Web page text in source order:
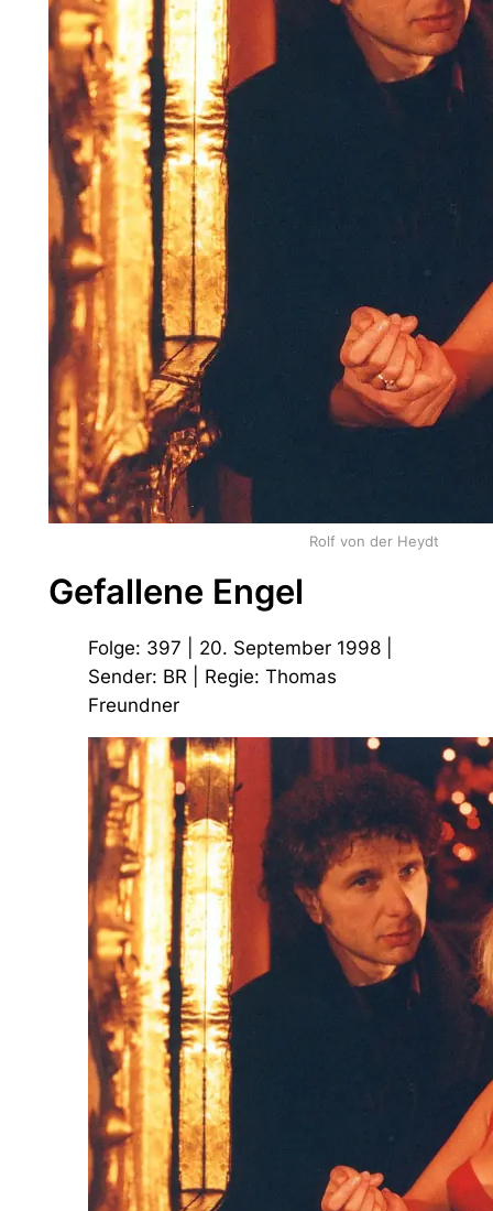
Rolf von der Heydt
Gefallene Engel
Folge: 397 | 20. September 1998 |
Sender: BR | Regie: Thomas
Freundner